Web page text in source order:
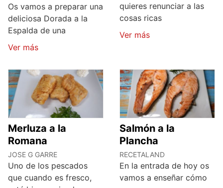
Os vamos a preparar una
deliciosa Dorada a la
Espalda de una
Ver más
quieres renunciar a las
cosas ricas
Ver más
Merluza a la
Romana
JOSE G GARRE
Uno de los pescados
que cuando es fresco,
Salmón a la
Plancha
RECETALAND
En la entrada de hoy os
vamos a enseñar cómo